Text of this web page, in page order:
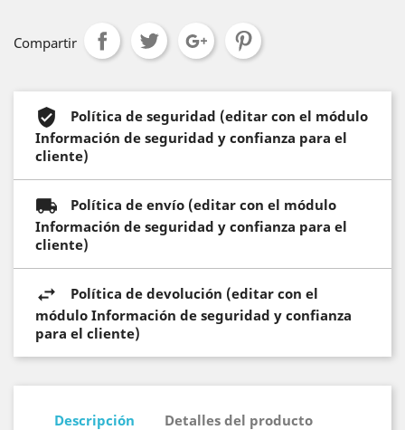
Compartir
Política de seguridad (editar con el módulo
Información de seguridad y confianza para el
cliente)
Política de envío (editar con el módulo
Información de seguridad y confianza para el
cliente)
Política de devolución (editar con el
módulo Información de seguridad y confianza
para el cliente)
Descripción Detalles del producto